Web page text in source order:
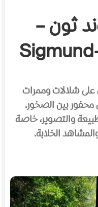
ثون –
شلالات وممرات
بين الصخور.
والتصوير، خاصة
الخلابة.